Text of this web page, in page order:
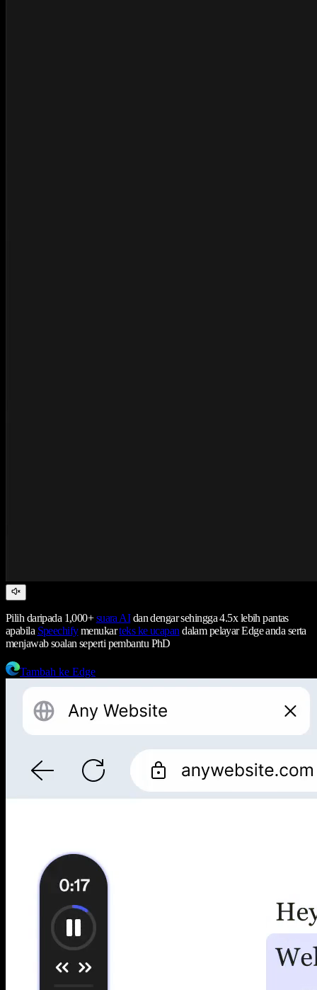
Pilih daripada 1,000+suara AIdan dengar sehingga 4.5x lebih pantas
apabila Speechifymenukarteks ke ucapan dalam pelayar Edge anda serta
menjawab soalan seperti pembantu PhD
Tambah ke Edge